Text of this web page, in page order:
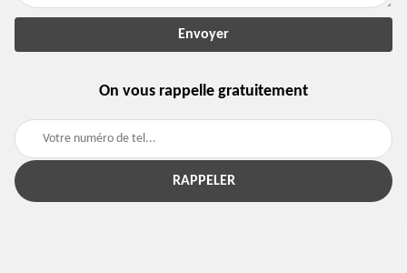
On vous rappelle gratuitement